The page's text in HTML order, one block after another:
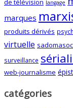
de télévision langage
marques
produits dérivés
virtuelle
surveillance
web-journalisme
catégories